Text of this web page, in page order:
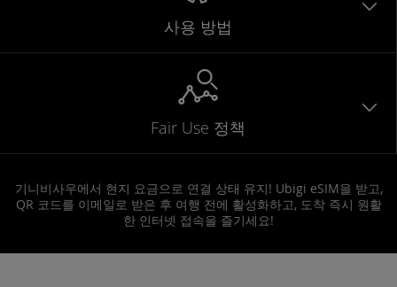
사용 방법
Fair Use 정책
기니비사우에서 현지 요금으로 연결 상태 유지! Ubigi eSIM을 받고,
QR 코드를 이메일로 받은 후 여행 전에 활성화하고, 도착 즉시 원활
한 인터넷 접속을 즐기세요!